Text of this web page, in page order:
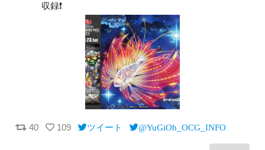
収録❗️
40 109 ツイート @YuGiOh_OCG_INFO